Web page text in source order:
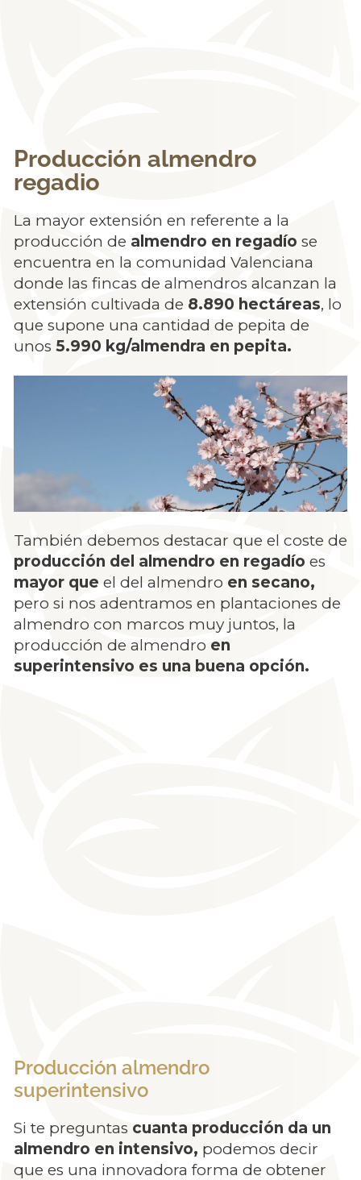
Producción almendro
regadio
La mayor extensión en referente a la
producción de almendro en regadío se
encuentra en la comunidad Valenciana
donde las fincas de almendros alcanzan la
extensión cultivada de 8.890 hectáreas, lo
que supone una cantidad de pepita de
unos 5.990 kg/almendra en pepita.
También debemos destacar que el coste de
producción del almendro en regadío es
mayor que el del almendro en secano,
pero si nos adentramos en plantaciones de
almendro con marcos muy juntos, la
producción de almendro en
superintensivo es una buena opción.
Producción almendro
superintensivo
Si te preguntas cuanta producción da un
almendro en intensivo, podemos decir
que es una innovadora forma de obtener